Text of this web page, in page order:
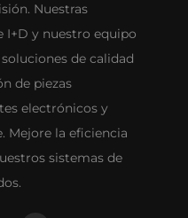
Nuestras
I+D y nuestro equipo
de calidad
de piezas
electrónicos y
Mejore la eficiencia
sistemas de